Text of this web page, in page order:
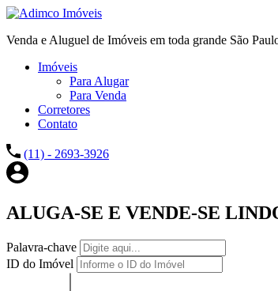
Venda e Aluguel de Imóveis em toda grande São
Imóveis
Para Alugar
Para Venda
Corretores
Contato
(11) - 2693-3926
ALUGA-SE E VENDE-SE
Palavra-chave
ID do Imóvel